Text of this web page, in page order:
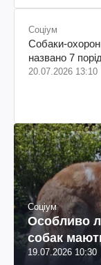
Соціум
Собаки-
названо 7 порід
20.07.2026 13:10
Соціум
Особливо
собак
19.07.2026 10:30